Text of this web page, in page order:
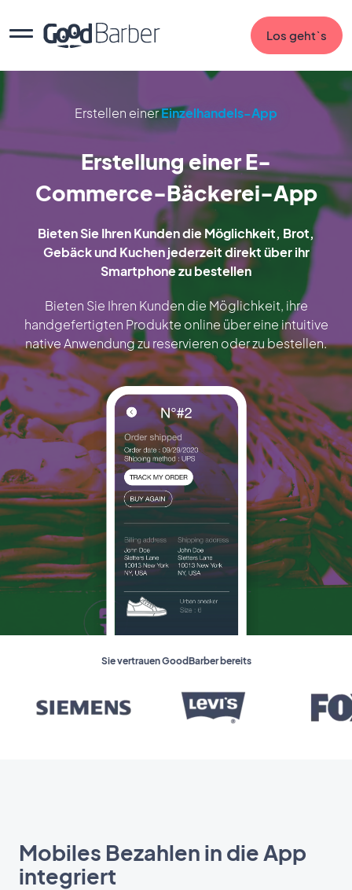
Los geht`s
Erstellen einerEinzelhandels-App
Erstellung einer E-
Commerce-Bäckerei-App
Bieten Sie Ihren Kunden die Möglichkeit, Brot,
Gebäck und Kuchen jederzeit direkt über ihr
Smartphone zu bestellen
Bieten Sie Ihren Kunden die Möglichkeit, ihre
handgefertigten Produkte online über eine intuitive
native Anwendung zu reservieren oder zu bestellen.
Sie vertrauen GoodBarber bereits
Mobiles Bezahlen in die App
integriert